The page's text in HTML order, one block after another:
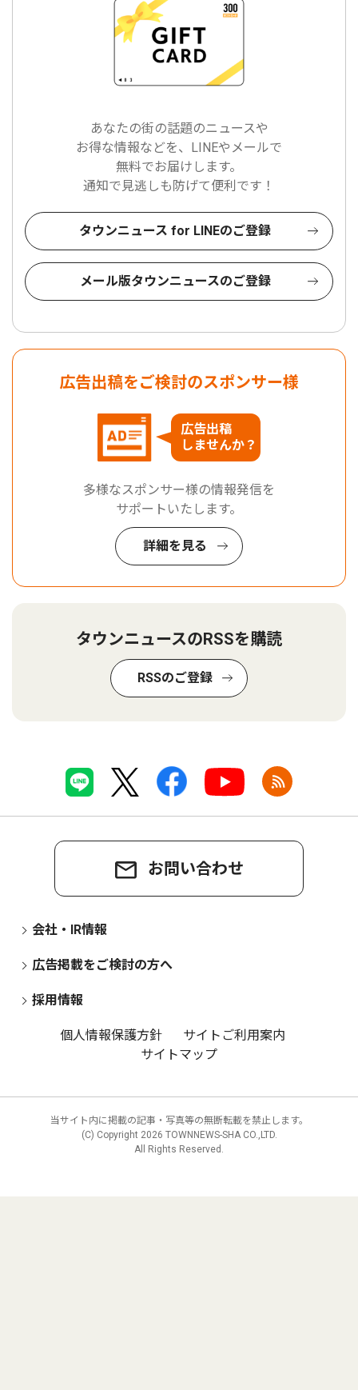
あなたの街の話題のニュースや
お得な情報などを、LINEやメールで
無料でお届けします。
通知で見逃しも防げて便利です！
タウンニュース for LINEのご登録
メール版タウンニュースのご登録
広告出稿をご検討のスポンサー様
広告出稿
しませんか？
多様なスポンサー様の情報発信を
サポートいたします。
詳細を見る
タウンニュースのRSSを購読
RSSのご登録
お問い合わせ
会社・IR情報
広告掲載をご検討の方へ
採用情報
個人情報保護方針
サイトご利用案内
サイトマップ
当サイト内に掲載の記事・写真等の無断転載を禁止します。
(C) Copyright 2026 TOWNNEWS-SHA CO.,LTD.
All Rights Reserved.